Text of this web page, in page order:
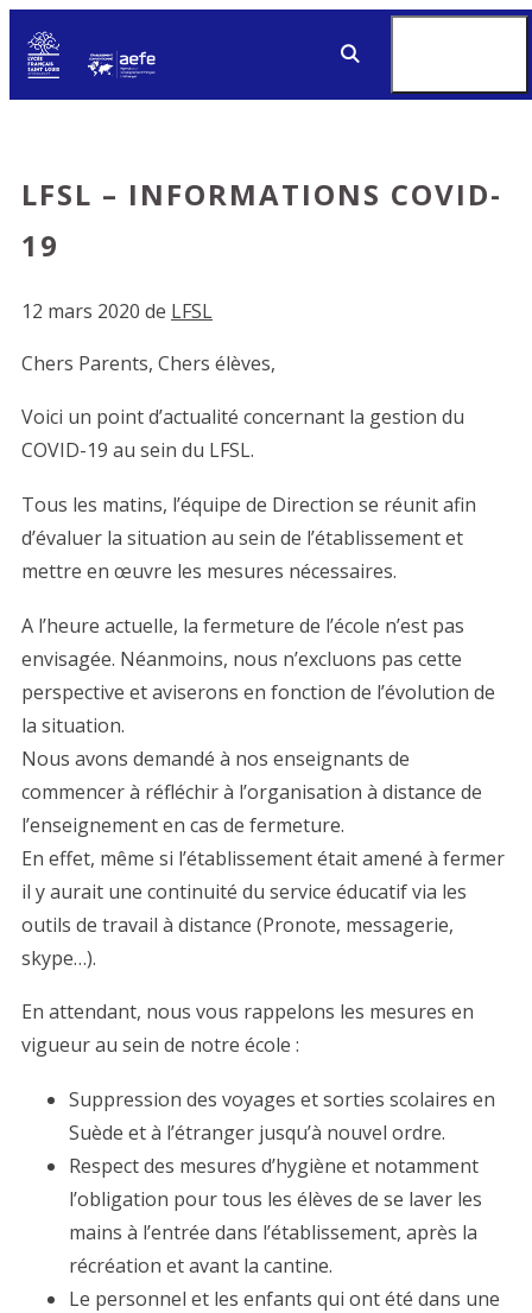
Aller
au
LFSL – INFORMATIONS COVID-
19
12 mars 2020 de LFSL
Chers Parents, Chers élèves,
Voici un point d’actualité concernant la gestion du
COVID-19 au sein du LFSL.
Tous les matins, l’équipe de Direction se réunit afin
d’évaluer la situation au sein de l’établissement et
mettre en œuvre les mesures nécessaires.
A l’heure actuelle, la fermeture de l’école n’est pas
envisagée. Néanmoins, nous n’excluons pas cette
perspective et aviserons en fonction de l’évolution de
la situation.
Nous avons demandé à nos enseignants de
commencer à réfléchir à l’organisation à distance de
l’enseignement en cas de fermeture.
En effet, même si l’établissement était amené à fermer
il y aurait une continuité du service éducatif via les
outils de travail à distance (Pronote, messagerie,
skype…).
En attendant, nous vous rappelons les mesures en
vigueur au sein de notre école :
Suppression des voyages et sorties scolaires en
Suède et à l’étranger jusqu’à nouvel ordre.
Respect des mesures d’hygiène et notamment
l’obligation pour tous les élèves de se laver les
mains à l’entrée dans l’établissement, après la
récréation et avant la cantine.
Le personnel et les enfants qui ont été dans une